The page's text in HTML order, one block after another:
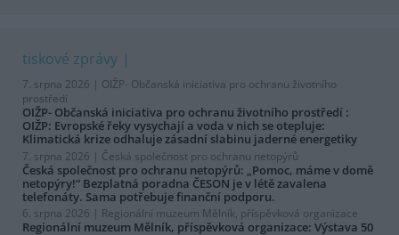
tiskové zprávy
7. srpna 2026 | OIŽP- Občanská iniciativa pro ochranu životního
prostředí
OIŽP- Občanská iniciativa pro ochranu životního prostředí :
OIŽP: Evropské řeky vysychají a voda v nich se otepluje:
Klimatická krize odhaluje zásadní slabinu jaderné energetiky
7. srpna 2026 | Česká společnost pro ochranu netopýrů
Česká společnost pro ochranu netopýrů: „Pomoc, máme v domě
netopýry!“ Bezplatná poradna ČESON je v létě zavalena
telefonáty. Sama potřebuje finanční podporu.
6. srpna 2026 | Regionální muzeum Mělník, příspěvková organizace
Regionální muzeum Mělník, příspěvková organizace: Výstava 50